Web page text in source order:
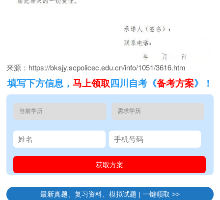
来源：https://bksjy.scpolicec.edu.cn/info/1051/3616.htm
填写下方信息， 马上领取 四川自考《备考方案》！
最新真题、复习资料、模拟试题 | 一键领取 >>